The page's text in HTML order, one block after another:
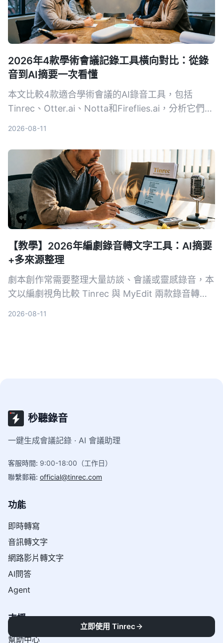
2026年4款學術會議記錄工具橫向對比：從錄
音到AI摘要一次看懂
本文比較4款適合學術會議的AI錄音工具，包括
Tinrec、Otter.ai、Notta和Fireflies.ai，分析它們在
2026-08-11
【教學】2026年編劇錄音轉文字工具：AI摘要
+多來源整理
劇本創作常需要整理大量訪談、會議或靈感錄音，本
文以編劇視角比較 Tinrec 與 MyEdit 兩款錄音轉文
2026-08-11
秒聽錄音
一鍵生成會議記錄 · AI 會議助理
客服時間: 9:00-18:00（工作日）
聯繫郵箱: official@tinrec.com
功能
即時轉寫
音訊轉文字
網路影片轉文字
AI問答
Agent
支援
幫助中心
立即使用 Tinrec